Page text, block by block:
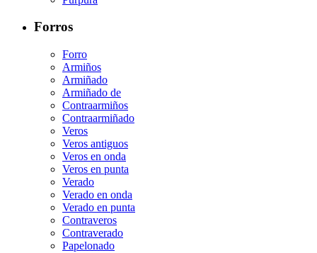
Forros
Forro
Armiños
Armiñado
Armiñado de
Contraarmiños
Contraarmiñado
Veros
Veros antiguos
Veros en onda
Veros en punta
Verado
Verado en onda
Verado en punta
Contraveros
Contraverado
Papelonado